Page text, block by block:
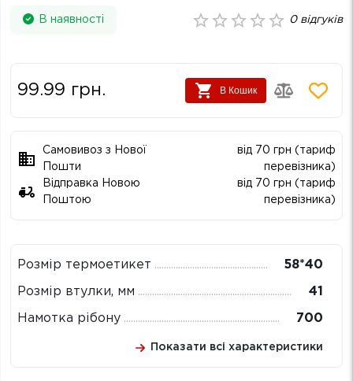
В наявності 0відгуків
99.99 грн. В Кошик
Самовивоз з Нової
Пошти
від 70 грн (тариф
перевізника)
Відправка Новою
Поштою
від 70 грн (тариф
перевізника)
Розмір термоетикет 58*40
Розмір втулки, мм 41
Намотка рібону 700
Показати всі характеристики